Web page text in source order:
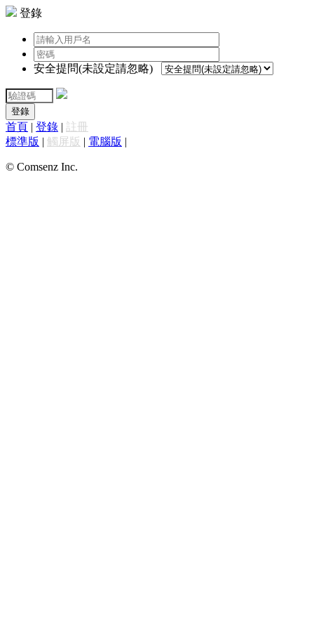
登錄
安全提問(未設定請忽略)
登錄
首頁 | 登錄 | 註冊
標準版 | 觸屏版 | 電腦版 |
© Comsenz Inc.